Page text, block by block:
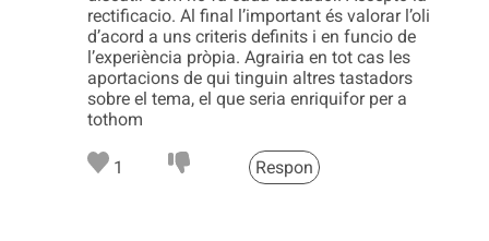
rectificacio. Al final l’important és valorar l’oli
d’acord a uns criteris definits i en funcio de
l’experiència pròpia. Agrairia en tot cas les
aportacions de qui tinguin altres tastadors
sobre el tema, el que seria enriquifor per a
tothom
1 Respon